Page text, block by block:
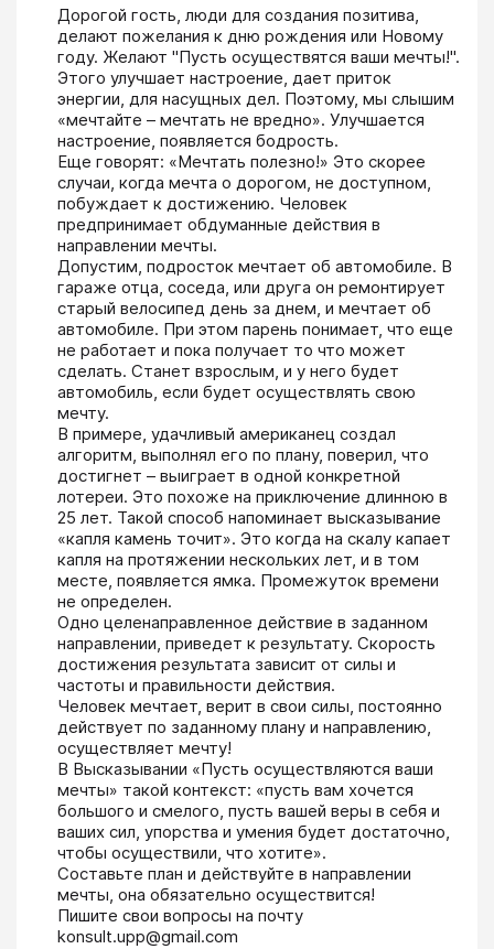
Дорогой гость, люди для создания позитива,
делают пожелания к дню рождения или Новому
году. Желают "Пусть осуществятся ваши мечты!".
Этого улучшает настроение, дает приток
энергии, для насущных дел. Поэтому, мы слышим
«мечтайте – мечтать не вредно». Улучшается
настроение, появляется бодрость.
Еще говорят: «Мечтать полезно!» Это скорее
случаи, когда мечта о дорогом, не доступном,
побуждает к достижению. Человек
предпринимает обдуманные действия в
направлении мечты.
Допустим, подросток мечтает об автомобиле. В
гараже отца, соседа, или друга он ремонтирует
старый велосипед день за днем, и мечтает об
автомобиле. При этом парень понимает, что еще
не работает и пока получает то что может
сделать. Станет взрослым, и у него будет
автомобиль, если будет осуществлять свою
мечту.
В примере, удачливый американец создал
алгоритм, выполнял его по плану, поверил, что
достигнет – выиграет в одной конкретной
лотереи. Это похоже на приключение длинною в
25 лет. Такой способ напоминает высказывание
«капля камень точит». Это когда на скалу капает
капля на протяжении нескольких лет, и в том
месте, появляется ямка. Промежуток времени
не определен.
Одно целенаправленное действие в заданном
направлении, приведет к результату. Скорость
достижения результата зависит от силы и
частоты и правильности действия.
Человек мечтает, верит в свои силы, постоянно
действует по заданному плану и направлению,
осуществляет мечту!
В Высказывании «Пусть осуществляются ваши
мечты» такой контекст: «пусть вам хочется
большого и смелого, пусть вашей веры в себя и
ваших сил, упорства и умения будет достаточно,
чтобы осуществили, что хотите».
Составьте план и действуйте в направлении
мечты, она обязательно осуществится!
Пишите свои вопросы на почту
konsult.upp@gmail.com